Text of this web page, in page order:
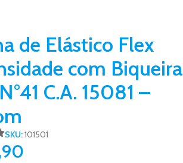
de Elástico Flex
com Biqueira
C.A. 15081 –
SKU:101501